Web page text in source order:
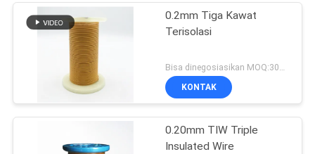
0.2mm Tiga Kawat
Terisolasi
Bisa dinegosiasikan MOQ:3000 meter
KONTAK
0.20mm TIW Triple
Insulated Wire